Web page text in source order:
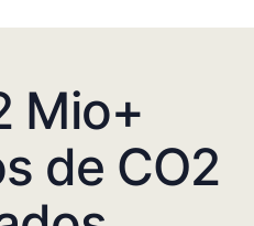
Mio+
de CO2